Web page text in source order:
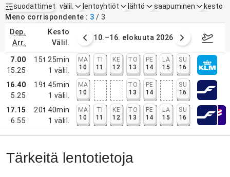
suodattimet
Aktiiviset suodattimet ei mitään
välil. lentoyhtiöt lähtö saapuminen
kesto
Meno corrispondente
3 / 3
dep.
arr.
kesto
välil.
elokuuta 2026 10.–16. elokuuta 2026
7.00
15.25
15t 25min
1 välil.
MA
10
TI
11
KE
12
TO
13
PE
14
LA
15
SU
16
16.40
5.25
19t 45min
1 välil.
MA
10
TO
13
PE
14
SU
16
17.15
6.55
20t 40min
1 välil.
MA
10
TI
11
KE
12
TO
13
PE
14
LA
15
SU
16
Tärkeitä lentotietoja